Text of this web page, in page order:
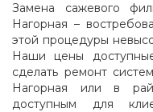
Замена сажевого
Нагорная –
этой процедуры
Наши цены
сделать ремонт
Нагорная или в
доступным для